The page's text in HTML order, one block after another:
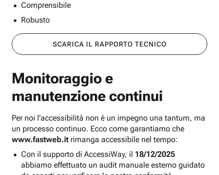
Comprensibile
Robusto
SCARICA IL RAPPORTO TECNICO
Monitoraggio e
manutenzione continui
Per noi l'accessibilità non è un impegno una tantum, ma
un processo continuo. Ecco come garantiamo che
www.fastweb.it rimanga accessibile nel tempo:
Con il supporto di AccessiWay, il 18/12/2025
abbiamo effettuato un audit manuale esterno guidato